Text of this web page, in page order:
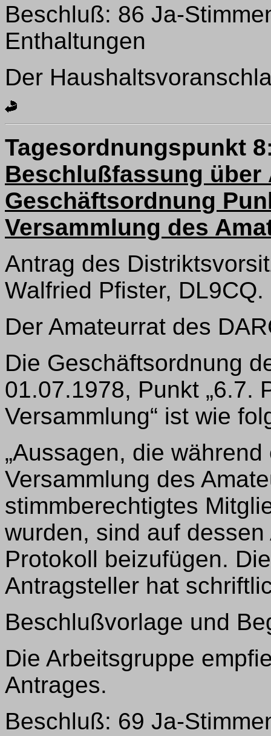
Beschluß: 86 Ja-
Enthaltungen
Der
Tagesordnungspunkt
Beschlußfassung über
Geschäftsordnung
Versammlung des
Antrag des
Walfried Pfister, DL9CQ.
Der Amateurrat des
Die Geschäftsordnung
01.07.1978, Punkt „6.7.
Versammlung“ ist wie
„Aussagen, die
Versammlung des
stimmberechtigtes
wurden, sind auf
Protokoll beizufügen.
Antragsteller hat
Beschlußvorlage und
Die Arbeitsgruppe
Antrages.
Beschluß: 69 Ja-